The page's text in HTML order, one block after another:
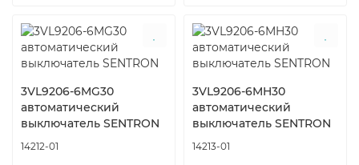
3VL9206-6MG30
автоматический
выключатель SENTRON
14212-01
3VL9206-6MH30
автоматический
выключатель SENTRON
14213-01